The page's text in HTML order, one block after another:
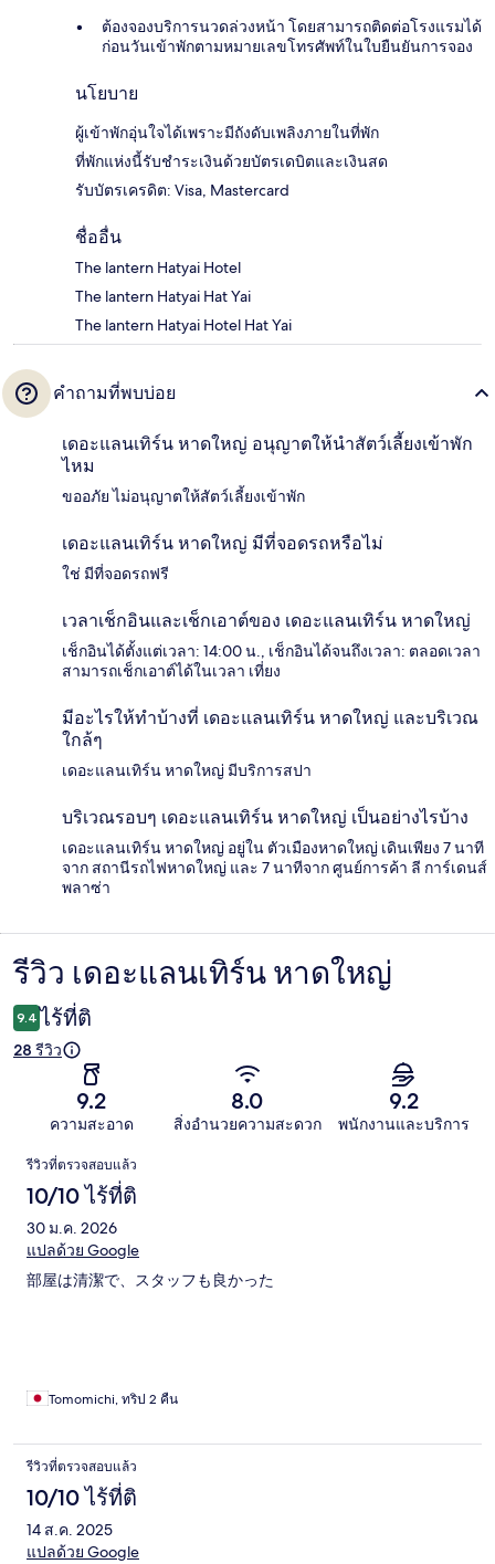
ต้องจองบริการนวดล่วงหน้า โดยสามารถติดต่อโรงแรมได้
ก่อนวันเข้าพักตามหมายเลขโทรศัพท์ในใบยืนยันการจอง
นโยบาย
ผู้เข้าพักอุ่นใจได้เพราะมีถังดับเพลิงภายในที่พัก
ที่พักแห่งนี้รับชำระเงินด้วยบัตรเดบิตและเงินสด
รับบัตรเครดิต: Visa, Mastercard
ชื่ออื่น
The lantern Hatyai Hotel
The lantern Hatyai Hat Yai
The lantern Hatyai Hotel Hat Yai
คำถามที่พบบ่อย
เดอะแลนเทิร์น หาดใหญ่ อนุญาตให้นำสัตว์เลี้ยงเข้าพัก
ไหม
ขออภัย ไม่อนุญาตให้สัตว์เลี้ยงเข้าพัก
เดอะแลนเทิร์น หาดใหญ่ มีที่จอดรถหรือไม่
ใช่ มีที่จอดรถฟรี
เวลาเช็กอินและเช็กเอาต์ของ เดอะแลนเทิร์น หาดใหญ่
เช็กอินได้ตั้งแต่เวลา: 14:00 น., เช็กอินได้จนถึงเวลา: ตลอดเวลา
สามารถเช็กเอาต์ได้ในเวลา เที่ยง
มีอะไรให้ทำบ้างที่ เดอะแลนเทิร์น หาดใหญ่ และบริเวณ
ใกล้ๆ
เดอะแลนเทิร์น หาดใหญ่ มีบริการสปา
บริเวณรอบๆ เดอะแลนเทิร์น หาดใหญ่ เป็นอย่างไรบ้าง
เดอะแลนเทิร์น หาดใหญ่ อยู่ใน ตัวเมืองหาดใหญ่ เดินเพียง 7 นาที
จาก สถานีรถไฟหาดใหญ่ และ 7 นาทีจาก ศูนย์การค้า ลี การ์เดนส์
พลาซ่า
รีวิว
รีวิว เดอะแลนเทิร์น หาดใหญ่
9.4 ไร้ที่ติ
28 รีวิว
9.2
ความสะอาด
8.0
สิ่งอำนวยความสะดวก
9.2
พนักงานและบริการ
รีวิว
รีวิวที่ตรวจสอบแล้ว
10/10 ไร้ที่ติ
30 ม.ค. 2026
แปลด้วย Google
部屋は清潔で、スタッフも良かった
Tomomichi, ทริป 2 คืน
รีวิวที่ตรวจสอบแล้ว
10/10 ไร้ที่ติ
14 ส.ค. 2025
แปลด้วย Google